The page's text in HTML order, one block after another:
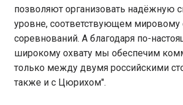
позволяют организовать надёжную
уровне, соответствующем мировому
соревнований. А благодаря по-
широкому охвату мы обеспечим
только между двумя российскими
также и с Цюрихом".